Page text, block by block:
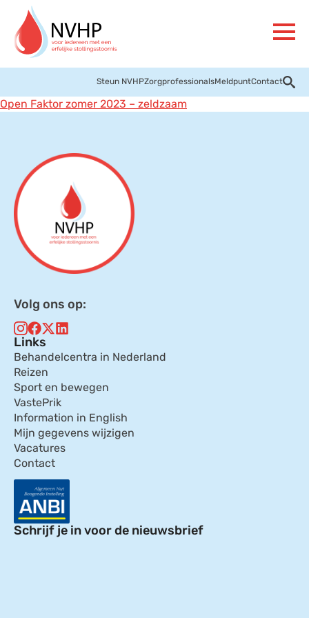
Steun NVHPZorgprofessionalsMeldpuntContact
Open Faktor zomer 2023 – zeldzaam
Volg ons op:
Links
Behandelcentra in Nederland
Reizen
Sport en bewegen
VastePrik
Information in English
Mijn gegevens wijzigen
Vacatures
Contact
Schrijf je in voor de nieuwsbrief